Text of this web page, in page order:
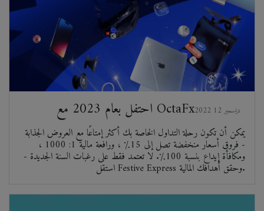
احتفل بعام 2023 مع OctaFx
يمكن أن تكون رحلة التداول الخاصة بك أكثر إمتاعًا مع العروض الجذابة
- فروق أسعار منخفضة تصل إلى 15٪ ، ورافعة مالية 1: 1000 ،
ومكافأة إيداع بنسبة 100٪. لا تعتمد فقط على رغبات السنة الجديدة -
استقل Festive Express وحقق أهدافك المالية.